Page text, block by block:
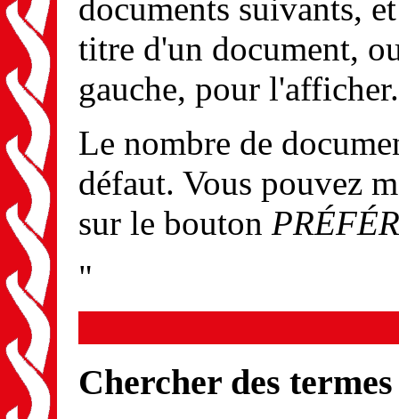
documents suivants,
titre d'un document,
gauche, pour l'afficher.
Le nombre de
défaut. Vous pouvez
sur le bouton
"
Chercher des termes